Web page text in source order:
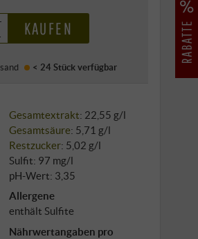
KAUFEN
< 24 Stückverfügbar
Gesamtextrakt: 22,55 g/l
Gesamtsäure: 5,71 g/l
Restzucker: 5,02 g/l
Sulfit: 97 mg/l
pH-Wert: 3,35
Allergene
enthält Sulfite
Nährwertangaben pro